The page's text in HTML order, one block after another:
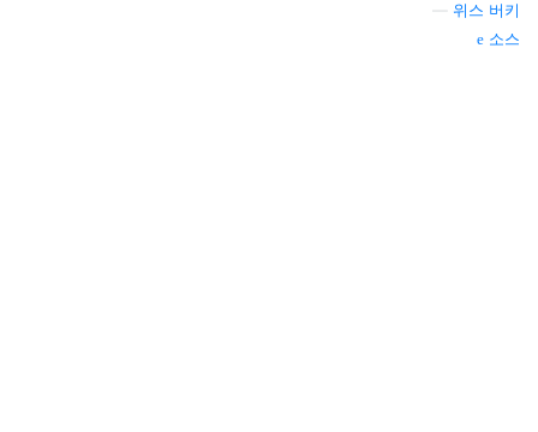
위스 버키
소스